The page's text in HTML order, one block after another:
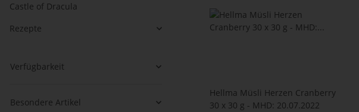
Hellma Müsli Herzen Cranberry
30 x 30 g - MHD: 20.07.2022
Castle of Dracula
Rezepte
Verfügbarkeit
Besondere Artikel